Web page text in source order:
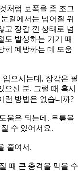
처럼 보폭을 좀 조그
길에서는 넘어질 위
고 장갑 낀 상태로 넘
도 발생하는 거기 때
히 예방하는 데 도움
으시는데, 장갑은 필
신 분. 그럴 때 혹시
런 방법은 없습니까?
움은 되는데, 무릎을
수 있어서요.
줄여서.
때 큰 충격을 막을 수